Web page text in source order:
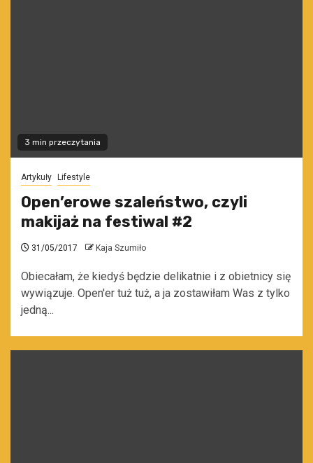
3 min przeczytania
Artykuły Lifestyle
Open’erowe szaleństwo, czyli
makijaż na festiwal #2
31/05/2017 Kaja Szumiło
Obiecałam, że kiedyś będzie delikatnie i z obietnicy się
wywiązuje. Open'er tuż tuż, a ja zostawiłam Was z tylko
jedną...